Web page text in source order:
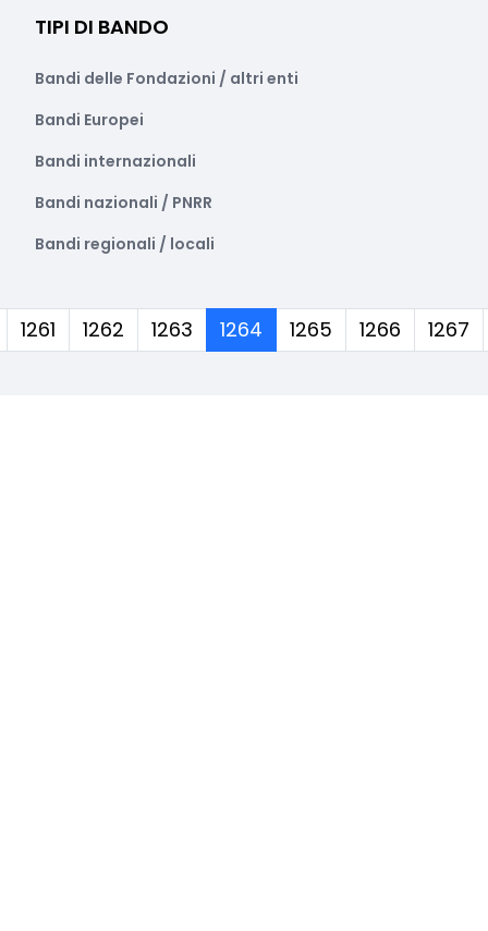
TIPI DI BANDO
Bandi delle Fondazioni / altri enti
Bandi Europei
Bandi internazionali
Bandi nazionali / PNRR
Bandi regionali / locali
1261 1262 1263 1264(corrente)
1265 1266 1267